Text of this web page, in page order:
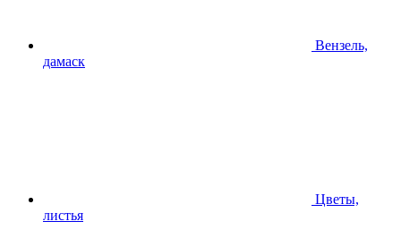
Вензель,
дамаск
Цветы,
листья